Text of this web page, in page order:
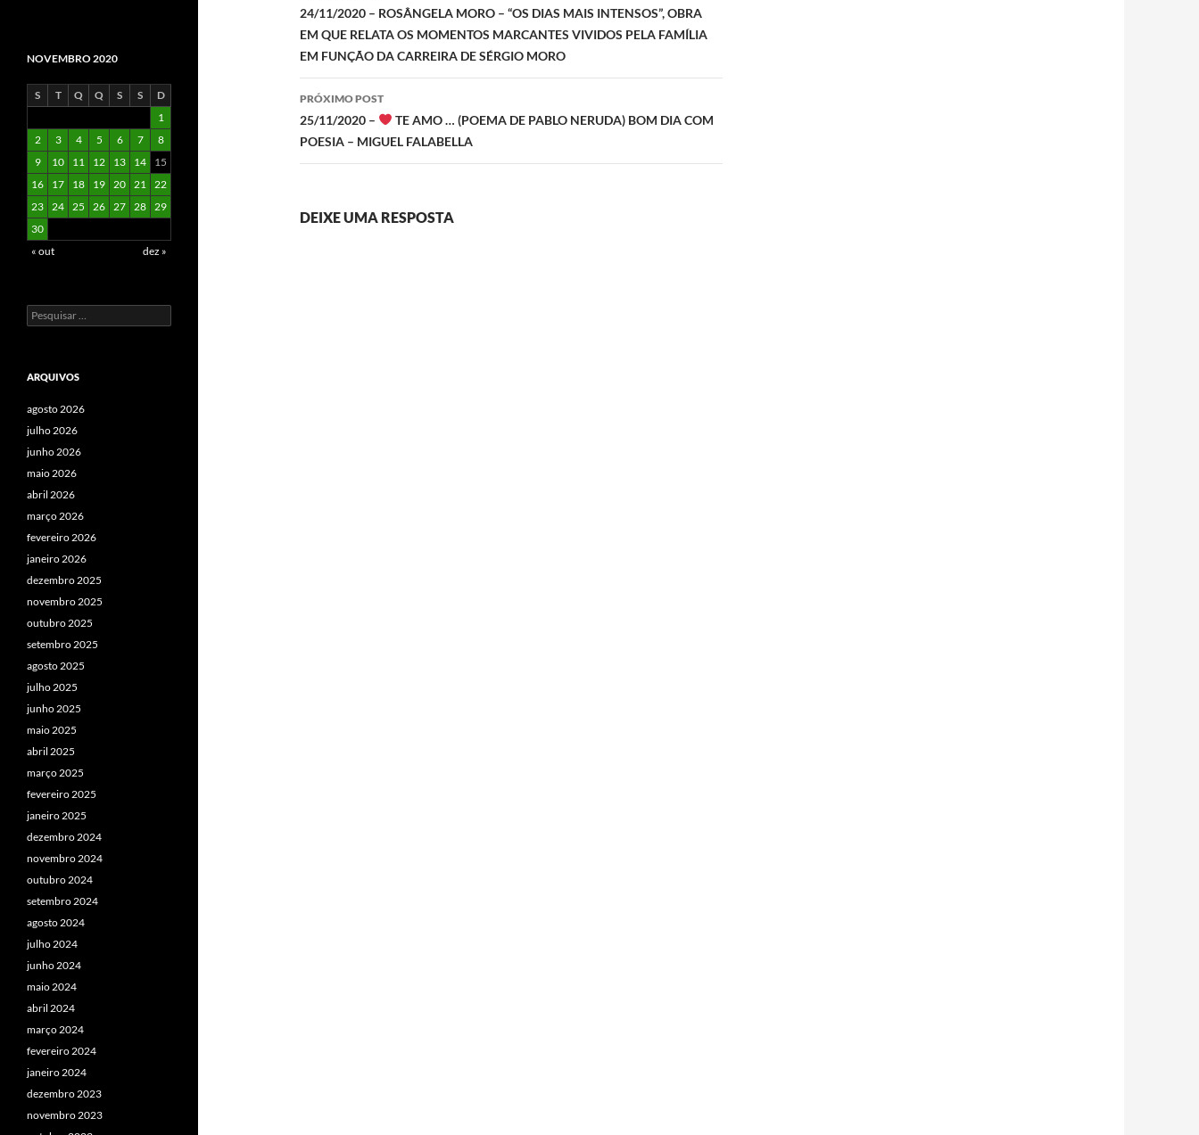
de
posts
24/11/2020 – ROSÂNGELA MORO – “OS DIAS MAIS INTENSOS”, OBRA
EM QUE RELATA OS MOMENTOS MARCANTES VIVIDOS PELA FAMÍLIA
EM FUNÇÃO DA CARREIRA DE SÉRGIO MORO
PRÓXIMO POST
25/11/2020 –
TE AMO … (POEMA DE PABLO NERUDA) BOM DIA COM
POESIA – MIGUEL FALABELLA
DEIXE UMA RESPOSTA
NOVEMBRO 2020
S T Q Q S S
D
1
2
3 4 5 6 7
8
9
10 11 12 13 14
15
16
17 18 19 20 21 22
23 24 25 26 27 28 29
30
« out
dez »
Pesquisar
por:
ARQUIVOS
agosto 2026
julho 2026
junho 2026
maio 2026
abril 2026
março 2026
fevereiro 2026
janeiro 2026
dezembro 2025
novembro 2025
outubro 2025
setembro 2025
agosto 2025
julho 2025
junho 2025
maio 2025
abril 2025
março 2025
fevereiro 2025
janeiro 2025
dezembro 2024
novembro 2024
outubro 2024
setembro 2024
agosto 2024
julho 2024
junho 2024
maio 2024
abril 2024
março 2024
fevereiro 2024
janeiro 2024
dezembro 2023
novembro 2023